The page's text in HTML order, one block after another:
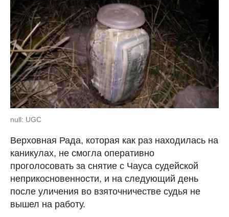
null: UGC
Верховная Рада, которая как раз находилась на
каникулах, не смогла оперативно
проголосовать за снятие с Чауса судейской
неприкосновенности, и на следующий день
после уличения во взяточничестве судья не
вышел на работу.